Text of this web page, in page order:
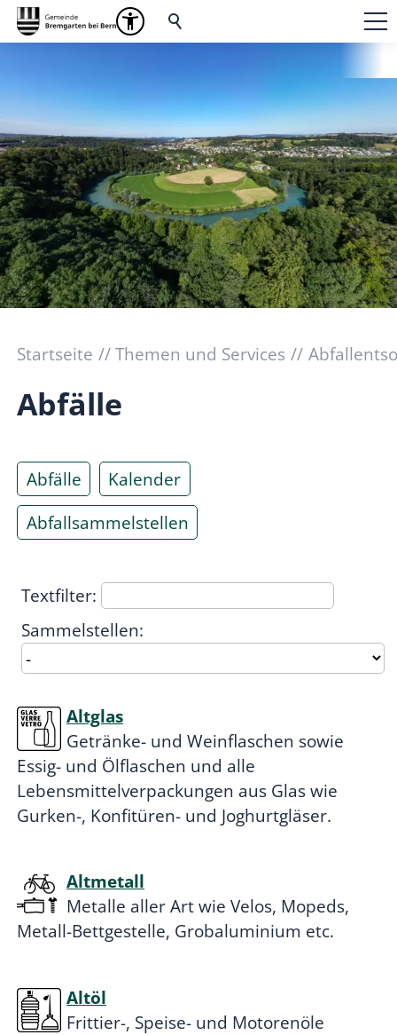
Startseite Themen und Services
Abfälle
Abfälle
Kalender
Abfallsammelstellen
Textfilter:
Sammelstellen:
Altglas
Getränke- und Weinflaschen sowie
Essig- und Ölflaschen und alle
Lebensmittelverpackungen aus Glas wie
Gurken-, Konfitüren- und Joghurtgläser.
Altmetall
Metalle aller Art wie Velos, Mopeds,
Metall-Bettgestelle, Grobaluminium etc.
Altöl
Frittier-, Speise- und Motorenöle